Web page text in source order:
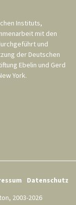
Instituts,
mit den
und
der Deutschen
Ebelin und Gerd
York.
Datenschutz
2003-2026